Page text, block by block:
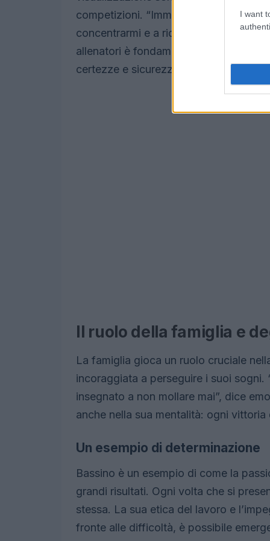
I want
competizioni. “Immagino il mio
concentrarmi e a ridurre l’ansia”.
allenatori è fondamentale. Durante le
certezze e sicurezza.
Il ruolo della famiglia e
La famiglia gioca un ruolo cruciale
incoraggiata a perseguire i suoi
insegnato a non mollare mai”, dice
anche nella sua mentalità: ogni
Un esempio di determinazione
Bassino è un esempio di come la
grandi risultati. Ogni volta che si
stessa. La sua etica del lavoro e
fronte alle difficoltà, è possibile